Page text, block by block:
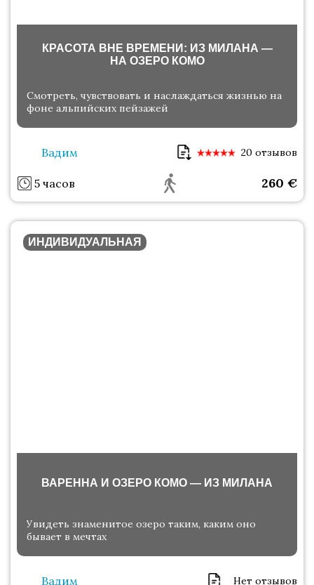
КРАСОТА ВНЕ ВРЕМЕНИ: ИЗ МИЛАНА —
НА ОЗЕРО КОМО
Смотреть, чувствовать и наслаждаться жизнью на
фоне альпийских пейзажей
Вадим 20 отзывов
5 часов 260 €
ИНДИВИДУАЛЬНАЯ
ВАРЕННА И ОЗЕРО КОМО — ИЗ МИЛАНА
Увидеть знаменитое озеро таким, каким оно
бывает в мечтах
Вадим Нет отзывов